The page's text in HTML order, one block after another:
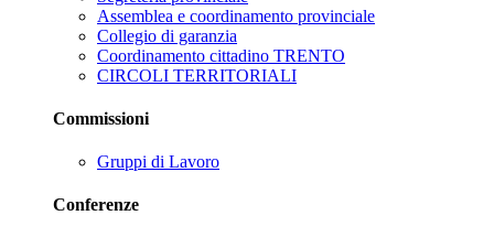
Assemblea e coordinamento provinciale
Collegio di garanzia
Coordinamento cittadino TRENTO
CIRCOLI TERRITORIALI
Commissioni
Gruppi di Lavoro
Conferenze